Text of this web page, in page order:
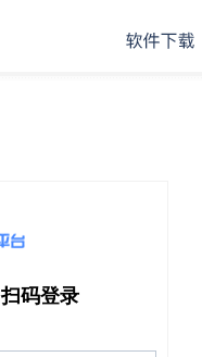
扫码登录